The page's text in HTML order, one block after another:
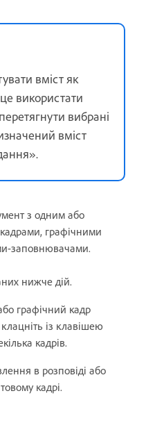
вміст як
використати
вибрані
вміст
з одним або
графічними
заповнювачами.
нижче дій.
графічний кадр
із клавішею
кадрів.
в розповіді або
кадрі.